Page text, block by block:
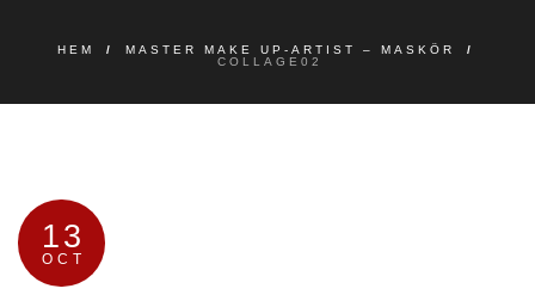
HEM / MASTER MAKE UP-ARTIST – MASKÖR
/
COLLAGE02
13
OCT